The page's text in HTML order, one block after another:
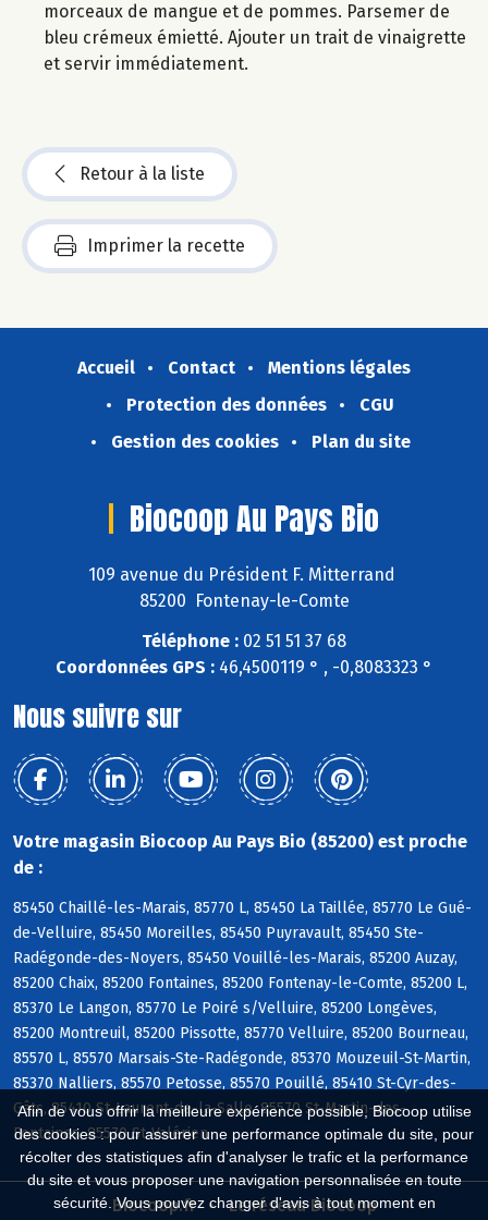
Afin de vous offrir la meilleure expérience possible, Biocoop utilise
des cookies : pour assurer une performance optimale du site, pour
récolter des statistiques afin d'analyser le trafic et la performance
du site et vous proposer une navigation personnalisée en toute
sécurité. Vous pouvez changer d'avis à tout moment en
morceaux de mangue et de pommes. Parsemer de
bleu crémeux émietté. Ajouter un trait de vinaigrette
et servir immédiatement.
Retour à la liste
Imprimer la recette
Accueil Contact
Mentions légales
Protection des données
CGU
Gestion des cookies
Plan du site
Biocoop Au Pays Bio
109 avenue du Président F. Mitterrand
85200 Fontenay-le-Comte
Téléphone : 02 51 51 37 68
Coordonnées GPS : 46,4500119 ° , -0,8083323 °
Nous suivre sur
Votre magasin Biocoop Au Pays Bio (85200) est proche
de :
85450 Chaillé-les-Marais, 85770 L, 85450 La Taillée, 85770 Le Gué-
de-Velluire, 85450 Moreilles, 85450 Puyravault, 85450 Ste-
Radégonde-des-Noyers, 85450 Vouillé-les-Marais, 85200 Auzay,
85200 Chaix, 85200 Fontaines, 85200 Fontenay-le-Comte, 85200 L,
85370 Le Langon, 85770 Le Poiré s/Velluire, 85200 Longèves,
85200 Montreuil, 85200 Pissotte, 85770 Velluire, 85200 Bourneau,
85570 L, 85570 Marsais-Ste-Radégonde, 85370 Mouzeuil-St-Martin,
85370 Nalliers, 85570 Petosse, 85570 Pouillé, 85410 St-Cyr-des-
Gâts, 85410 St-Laurent-de-la-Salle, 85570 St-Martin-des-
Fontaines, 85570 St-Valérien
Biocoop.fr Le réseau Biocoop